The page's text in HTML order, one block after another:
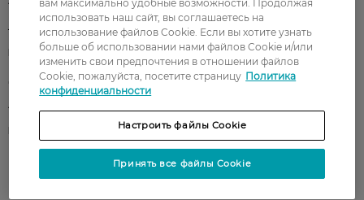
Лицо Тело
Подарки Детям
Волосы
Аксессуары
Клиентам
вам максимально удобные возможности. Продолжая
использовать наш сайт, вы соглашаетесь на
использование файлов Cookie. Если вы хотите узнать
больше об использовании нами файлов Cookie и/или
изменить свои предпочтения в отношении файлов
Cookie, пожалуйста, посетите страницу Политика
конфиденциальности
Настроить файлы Cookie
Принять все файлы Cookie